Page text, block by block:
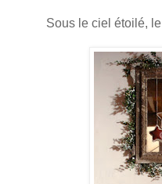
Sous le ciel étoilé, le